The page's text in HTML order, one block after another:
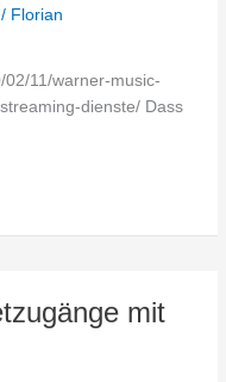
/ Florian
02/11/warner-music-
dienste/ Dass
mit